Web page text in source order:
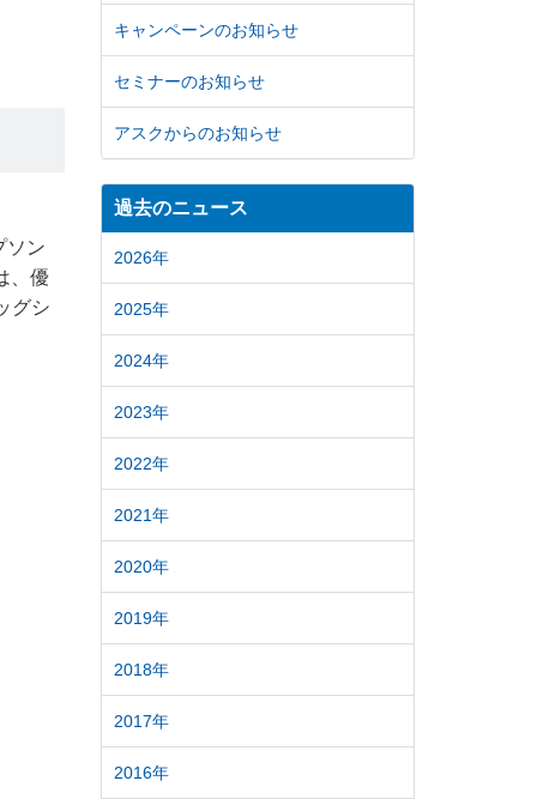
ソン
、優
グシ
キャンペーンのお知らせ
セミナーのお知らせ
アスクからのお知らせ
過去のニュース
2026年
2025年
2024年
2023年
2022年
2021年
2020年
2019年
2018年
2017年
2016年